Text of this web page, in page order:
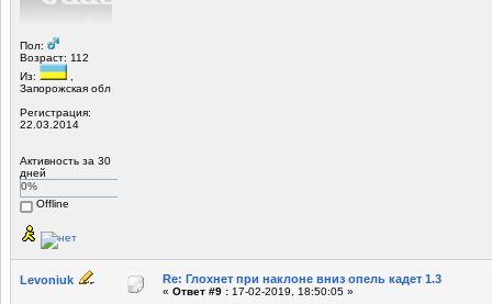
Пол:
Возраст: 112
Из:
Запорожская обл
Регистрация:
22.03.2014
Активность за 30
дней
0%
Offline
Levoniuk Re: Глохнет при наклоне вниз опель кадет 1.3
« Ответ #9 : 17-02-2019, 18:50:05 »